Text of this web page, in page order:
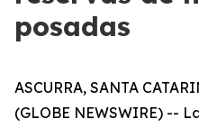
posadas
ASCURRA, SANTA
(GLOBE NEWSWIRE) --